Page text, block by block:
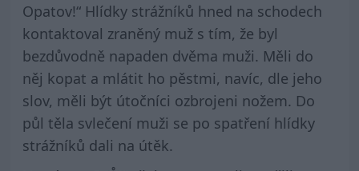
Opatov!“ Hlídky strážníků hned na schodech
kontaktoval zraněný muž s tím, že byl
bezdůvodně napaden dvěma muži. Měli do
něj kopat a mlátit ho pěstmi, navíc, dle jeho
slov, měli být útočníci ozbrojeni nožem. Do
půl těla svlečení muži se po spatření hlídky
strážníků dali na útěk.